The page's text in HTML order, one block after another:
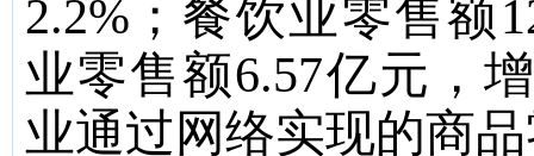
2.2% ；餐饮业零售额
业零售额6.57亿元，
业通过网络实现的商